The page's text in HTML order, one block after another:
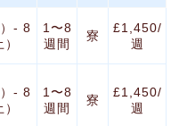
- 8
1〜8
週間
寮
£1,450/
週
- 8
1〜8
週間
寮
£1,450/
週